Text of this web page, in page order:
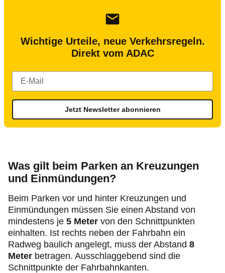
Wichtige Urteile, neue Verkehrsregeln.
Direkt vom ADAC
Jetzt Newsletter abonnieren
Was gilt beim Parken an Kreuzungen
und Einmündungen?
Beim Parken vor und hinter Kreuzungen und
Einmündungen müssen Sie einen Abstand von
mindestens je 5 Meter von den Schnittpunkten
einhalten. Ist rechts neben der Fahrbahn ein
Radweg baulich angelegt, muss der Abstand 8
Meter betragen. Ausschlaggebend sind die
Schnittpunkte der Fahrbahnkanten.